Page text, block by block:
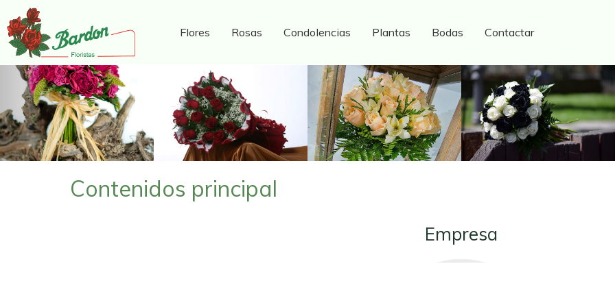
Flores Rosas Condolencias Plantas Bodas Contactar
Anterior
Contenidos principal
Empresa